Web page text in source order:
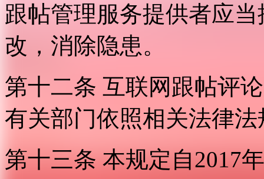
跟帖管理服务提供者应
改，消除隐患。
第十二条 互联网跟帖评
有关部门依照相关法律
第十三条 本规定自2017